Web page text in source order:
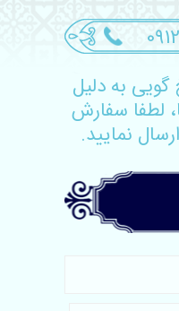
به دلیل
لطفا سفارش
نمایید.